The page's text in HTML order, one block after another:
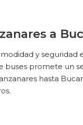
a
y
buses promete un
hasta